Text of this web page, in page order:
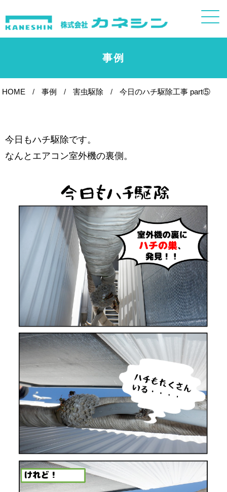
事例
HOME 事例 害虫駆除 今日のハチ駆除工事 part⑤
今日もハチ駆除です。
なんとエアコン室外機の裏側。